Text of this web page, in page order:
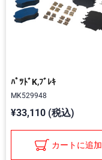
ﾊﾟﾂﾄﾞK,ﾌﾞﾚｷ
MK529948
¥33,110 (税込)
カートに追加